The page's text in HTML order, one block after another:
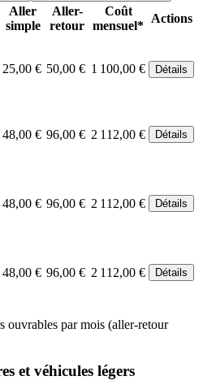
Aller
simple
Aller-
retour
Coût
mensuel*
Actions
25,00 € 50,00 € 1 100,00 € Détails
48,00 € 96,00 € 2 112,00 € Détails
48,00 € 96,00 € 2 112,00 € Détails
48,00 € 96,00 € 2 112,00 € Détails
ouvrables par mois (aller-retour
et véhicules légers